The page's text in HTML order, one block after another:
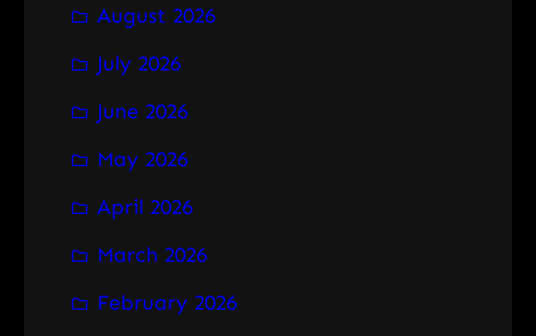
c
h
August 2026
July 2026
June 2026
May 2026
April 2026
March 2026
February 2026